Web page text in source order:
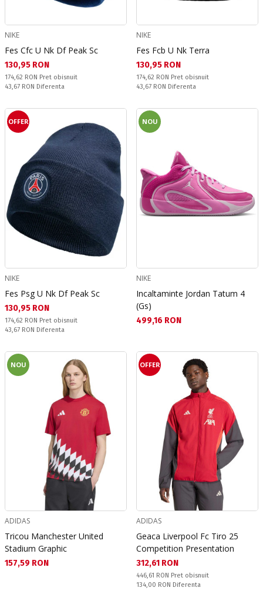
NIKE
Fes Cfc U Nk Df Peak Sc
Текуща цена:
130,95 RON
Pret obisnuit:
174,62 RON Pret obisnuit
Спестявате:
43,67 RON Diferenta
NIKE
Fes Fcb U Nk Terra
Текуща цена:
130,95 RON
Pret obisnuit:
174,62 RON Pret obisnuit
Спестявате:
43,67 RON Diferenta
OFFER
NIKE
Fes Psg U Nk Df Peak Sc
Текуща цена:
130,95 RON
Pret obisnuit:
174,62 RON Pret obisnuit
Спестявате:
43,67 RON Diferenta
NOU
NIKE
Incaltaminte Jordan Tatum 4
(Gs)
Текуща цена:
499,16 RON
NOU
ADIDAS
Tricou Manchester United
Stadium Graphic
Текуща цена:
157,59 RON
OFFER
ADIDAS
Geaca Liverpool Fc Tiro 25
Competition Presentation
Текуща цена:
312,61 RON
Pret obisnuit:
446,61 RON Pret obisnuit
Спестявате:
134,00 RON Diferenta